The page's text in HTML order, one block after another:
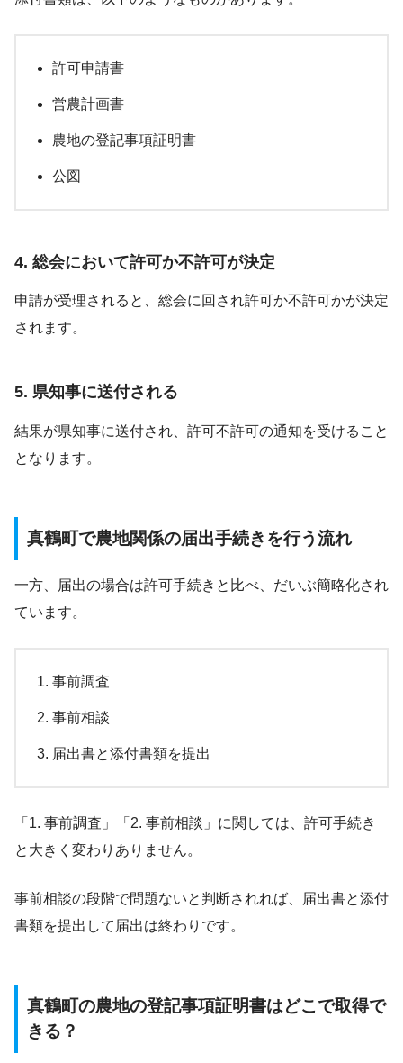
許可申請書
営農計画書
農地の登記事項証明書
公図
4. 総会において許可か不許可が決定
申請が受理されると、総会に回され許可か不許可かが決定
されます。
5. 県知事に送付される
結果が県知事に送付され、許可不許可の通知を受けること
となります。
真鶴町で農地関係の届出手続きを行う流れ
一方、届出の場合は許可手続きと比べ、だいぶ簡略化され
ています。
事前調査
事前相談
届出書と添付書類を提出
「1. 事前調査」「2. 事前相談」に関しては、許可手続き
と大きく変わりありません。
事前相談の段階で問題ないと判断されれば、届出書と添付
書類を提出して届出は終わりです。
真鶴町の農地の登記事項証明書はどこで取得で
きる？